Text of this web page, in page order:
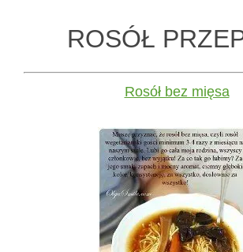
ROSÓŁ
Rosół bez mięsa